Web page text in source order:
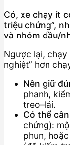
Có, xe chạy ít
triệu chứng”,
và nhóm dầu/
Ngược lại, chạy
nghiệt” hơn
Nên giữ
phanh,
treo–lái.
Có thể
chứng):
phun,